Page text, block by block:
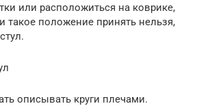
или расположиться на коврике,
такое положение принять нельзя,
описывать круги плечами.